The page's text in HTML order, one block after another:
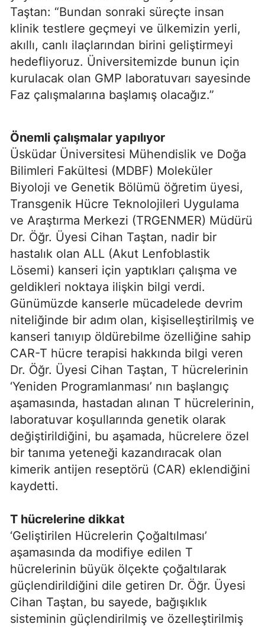
Taştan: “Bundan sonraki süreçte insan
klinik testlere geçmeyi ve ülkemizin yerli,
akıllı, canlı ilaçlarından birini geliştirmeyi
hedefliyoruz. Üniversitemizde bunun için
kurulacak olan GMP laboratuvarı sayesinde
Faz çalışmalarına başlamış olacağız.”
Önemli çalışmalar yapılıyor
Üsküdar Üniversitesi Mühendislik ve Doğa
Bilimleri Fakültesi (MDBF) Moleküler
Biyoloji ve Genetik Bölümü öğretim üyesi,
Transgenik Hücre Teknolojileri Uygulama
ve Araştırma Merkezi (TRGENMER) Müdürü
Dr. Öğr. Üyesi Cihan Taştan, nadir bir
hastalık olan ALL (Akut Lenfoblastik
Lösemi) kanseri için yaptıkları çalışma ve
geldikleri noktaya ilişkin bilgi verdi.
Günümüzde kanserle mücadelede devrim
niteliğinde bir adım olan, kişiselleştirilmiş ve
kanseri tanıyıp öldürebilme özelliğine sahip
CAR-T hücre terapisi hakkında bilgi veren
Dr. Öğr. Üyesi Cihan Taştan, T hücrelerinin
‘Yeniden Programlanması’ nın başlangıç
aşamasında, hastadan alınan T hücrelerinin,
laboratuvar koşullarında genetik olarak
değiştirildiğini, bu aşamada, hücrelere özel
bir tanıma yeteneği kazandıracak olan
kimerik antijen reseptörü (CAR) eklendiğini
kaydetti.
T hücrelerine dikkat
‘Geliştirilen Hücrelerin Çoğaltılması’
aşamasında da modifiye edilen T
hücrelerinin büyük ölçekte çoğaltılarak
güçlendirildiğini dile getiren Dr. Öğr. Üyesi
Cihan Taştan, bu sayede, bağışıklık
sisteminin güçlendirilmiş ve özelleştirilmiş